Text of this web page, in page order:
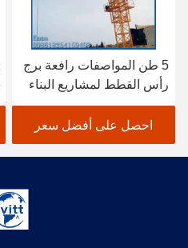
5 طن المواصفات رافعة برج
رأس القطط لمشاريع البناء
المدني
احصل على أفضل سعر